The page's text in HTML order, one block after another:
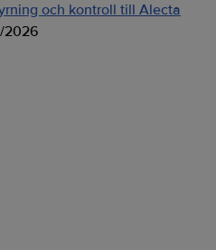
och kontroll till Alecta
2026